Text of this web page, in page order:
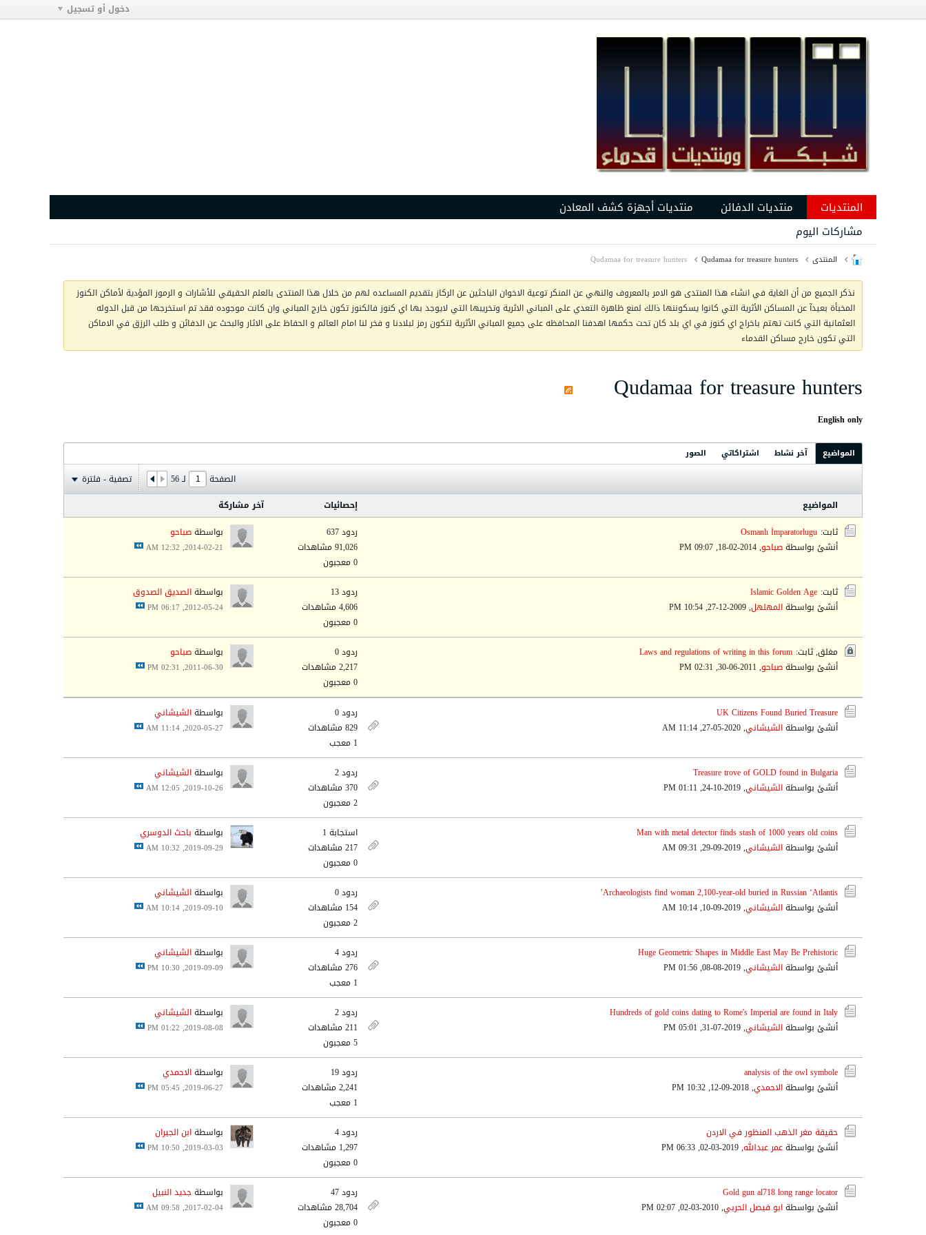
دخول أو تسجيل
المنتديات منتديات الدفائن
منتديات أجهزة كشف المعادن
مشاركات اليوم
المنتدى Qudamaa for treasure hunters
نذكر الجميع من أن الغاية في انشاء هذا المنتدى هو الامر بالمعروف والنهي عن المنكر توعية الاخوان الباحثين عن الركاز بتقديم المساعده لهم من خلال هذا المنتدى بالعلم الحقيقي للأشارات و الرموز المؤدية لأماكن الكنوز
المخبأة بعيدآ عن المساكن الأثرية التي كانوا يسكوننها ذالك لمنع ظاهرة التعدي على المباني الاثرية وتخريبها التي لايوجد بها اي كنوز فالكنوز تكون خارج المباني وان كانت موجوده فقد تم استخرجها من قبل الدوله
العثمانية التي كانت تهتم باخراج اي كنوز في اي بلد كان تحت حكمها اهدفنا المحافظه على جميع المباني الأثرية لتكون رمز لبلادنا و فخر لنا امام العالم و الحفاظ على الاثار والبحث عن الدفائن و طلب الرزق في الاماكن
التي تكون خارج مساكن القدماء
Qudamaa for treasure hunters
English only
المواضيع آخر نشاط اشتراكاتي الصور
الصفحة لـ56
تصفية - فلترة
المواضيع
إحصائيات
آخر مشاركة
ثابت: Osmanlı İmparatorlugu
أنشئ بواسطةصباحو,
2014-02-18, 09:07 PM
ردود 637
91,026 مشاهدات
0 معجبون
بواسطةصباحو
2014-02-21, 12:32 AM
ثابت: Islamic Golden Age
أنشئ بواسطةالمهلهل,
2009-12-27, 10:54 PM
ردود 13
4,606 مشاهدات
0 معجبون
بواسطةالصديق الصدوق
2012-05-24, 06:17 PM
مغلق, ثابت: Laws and regulations of writing in this forum
أنشئ بواسطةصباحو,
2011-06-30, 02:31 PM
ردود 0
2,217 مشاهدات
0 معجبون
بواسطةصباحو
2011-06-30, 02:31 PM
UK Citizens Found Buried Treasure
أنشئ بواسطةالشيشاني,
2020-05-27, 11:14 AM
ردود 0
829 مشاهدات
1 معجب
بواسطةالشيشاني
2020-05-27, 11:14 AM
Treasure trove of GOLD found in Bulgaria
أنشئ بواسطةالشيشاني,
2019-10-24, 01:11 PM
ردود 2
370 مشاهدات
2 معجبون
بواسطةالشيشاني
2019-10-26, 12:05 AM
Man with metal detector finds stash of 1000 years old coins
أنشئ بواسطةالشيشاني,
2019-09-29, 09:31 AM
استجابة 1
217 مشاهدات
0 معجبون
بواسطة باحث الدوسري
2019-09-29, 10:32 AM
Archaeologists find woman 2,100-year-old buried in Russian ‘Atlantis’
أنشئ بواسطةالشيشاني,
2019-09-10, 10:14 AM
ردود 0
154 مشاهدات
2 معجبون
بواسطةالشيشاني
2019-09-10, 10:14 AM
Huge Geometric Shapes in Middle East May Be Prehistoric
أنشئ بواسطةالشيشاني,
2019-08-08, 01:56 PM
ردود 4
276 مشاهدات
1 معجب
بواسطةالشيشاني
2019-09-09, 10:30 PM
Hundreds of gold coins dating to Rome's Imperial are found in Italy
أنشئ بواسطةالشيشاني,
2019-07-31, 05:01 PM
ردود 2
211 مشاهدات
5 معجبون
بواسطةالشيشاني
2019-08-08, 01:22 PM
analysis of the owl symbole
أنشئ بواسطةالاحمدي,
2018-09-12, 10:32 PM
ردود 19
2,241 مشاهدات
1 معجب
بواسطةالاحمدي
2019-06-27, 05:45 PM
حقيقة مغر الذهب المنظور في الاردن
أنشئ بواسطةعمر عبدالله,
2019-03-02, 06:33 PM
ردود 4
1,297 مشاهدات
0 معجبون
بواسطةابن الجيران
2019-03-03, 10:50 PM
Gold gun al718 long range locator
أنشئ بواسطةابو فيصل الحربي,
2010-03-02, 02:07 PM
ردود 47
28,704 مشاهدات
0 معجبون
بواسطةجديد النبيل
2017-02-04, 09:58 AM